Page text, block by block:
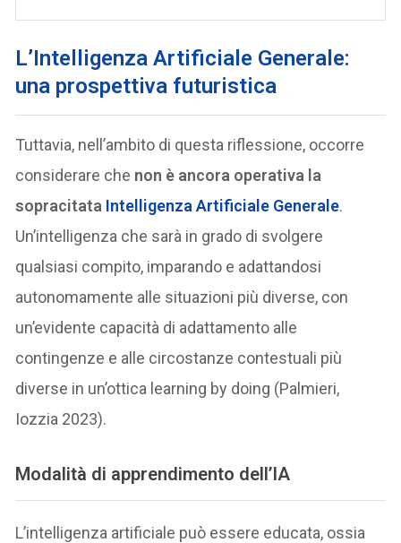
L’Intelligenza Artificiale Generale:
una prospettiva futuristica
Tuttavia, nell’ambito di questa riflessione, occorre
considerare che non è ancora operativa la
sopracitata Intelligenza Artificiale Generale.
Un’intelligenza che sarà in grado di svolgere
qualsiasi compito, imparando e adattandosi
autonomamente alle situazioni più diverse, con
un’evidente capacità di adattamento alle
contingenze e alle circostanze contestuali più
diverse in un’ottica learning by doing (Palmieri,
Iozzia 2023).
Modalità di apprendimento dell’IA
L’intelligenza artificiale può essere educata, ossia